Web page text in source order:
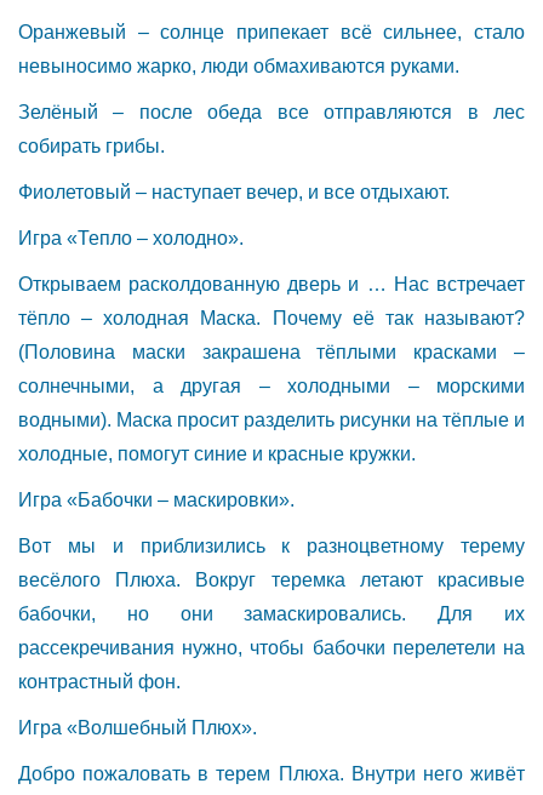
Оранжевый – солнце припекает всё сильнее, стало
невыносимо жарко, люди обмахиваются руками.
Зелёный – после обеда все отправляются в лес
собирать грибы.
Фиолетовый – наступает вечер, и все отдыхают.
Игра «Тепло – холодно».
Открываем расколдованную дверь и … Нас встречает
тёпло – холодная Маска. Почему её так называют?
(Половина маски закрашена тёплыми красками –
солнечными, а другая – холодными – морскими
водными). Маска просит разделить рисунки на тёплые и
холодные, помогут синие и красные кружки.
Игра «Бабочки – маскировки».
Вот мы и приблизились к разноцветному терему
весёлого Плюха. Вокруг теремка летают красивые
бабочки, но они замаскировались. Для их
рассекречивания нужно, чтобы бабочки перелетели на
контрастный фон.
Игра «Волшебный Плюх».
Добро пожаловать в терем Плюха. Внутри него живёт